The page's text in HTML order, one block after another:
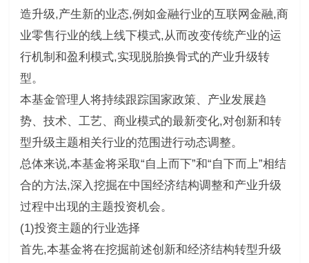
造升级,产生新的业态,例如金融行业的互联网金融,商
业零售行业的线上线下模式,从而改变传统产业的运
行机制和盈利模式,实现脱胎换骨式的产业升级转
型。
本基金管理人将持续跟踪国家政策、产业发展趋
势、技术、工艺、商业模式的最新变化,对创新和转
型升级主题相关行业的范围进行动态调整。
总体来说,本基金将采取“自上而下”和“自下而上”相结
合的方法,深入挖掘在中国经济结构调整和产业升级
过程中出现的主题投资机会。
(1)投资主题的行业选择
首先,本基金将在挖掘前述创新和经济结构转型升级